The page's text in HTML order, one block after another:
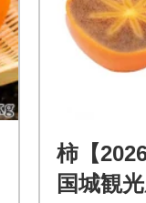
柿【
国城観